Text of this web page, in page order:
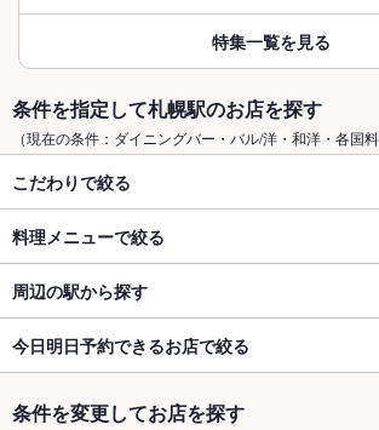
特集一覧を見る
条件を指定して札幌駅のお店を探す
（現在の条件：ダイニングバー・バル/洋・和洋・各国料
こだわりで絞る
料理メニューで絞る
周辺の駅から探す
今日明日予約できるお店で絞る
条件を変更してお店を探す